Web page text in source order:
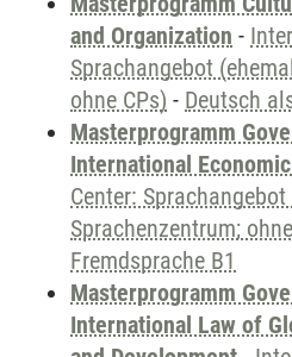
and Organization -
Sprachangebot
ohne CPs) - Deutsch
Masterprogramm
International
Center:
Sprachenzentrum;
Fremdsprache B1
Masterprogramm
International Law of